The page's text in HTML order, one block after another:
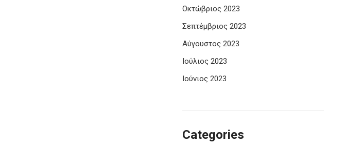
Οκτώβριος 2023
Σεπτέμβριος 2023
Αύγουστος 2023
Ιούλιος 2023
Ιούνιος 2023
Categories